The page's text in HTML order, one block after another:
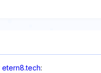
etern8.tech: